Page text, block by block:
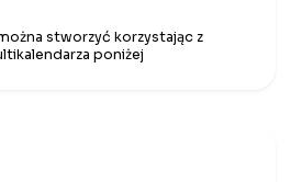
stworzyć korzystając z
poniżej